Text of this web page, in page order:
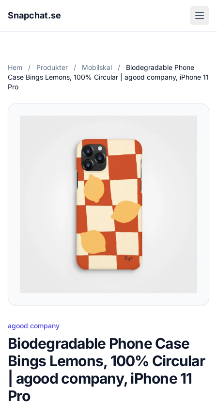
Snapchat.se
Hem / Produkter / Mobilskal /
Biodegradable Phone
Case Bings Lemons, 100% Circular | agood company, iPhone 11
Pro
agood company
Biodegradable Phone Case
Bings Lemons, 100% Circular
| agood company, iPhone 11
Pro